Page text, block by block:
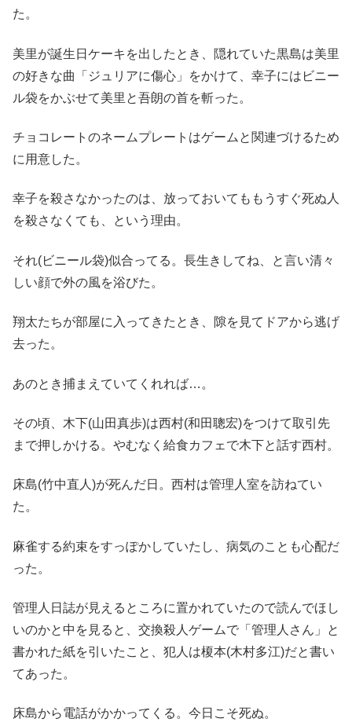
た。
美里が誕生日ケーキを出したとき、隠れていた黒島は美里
の好きな曲「ジュリアに傷心」をかけて、幸子にはビニー
ル袋をかぶせて美里と吾朗の首を斬った。
チョコレートのネームプレートはゲームと関連づけるため
に用意した。
幸子を殺さなかったのは、放っておいてももうすぐ死ぬ人
を殺さなくても、という理由。
それ(ビニール袋)似合ってる。長生きしてね、と言い清々
しい顔で外の風を浴びた。
翔太たちが部屋に入ってきたとき、隙を見てドアから逃げ
去った。
あのとき捕まえていてくれれば…。
その頃、木下(山田真歩)は西村(和田聰宏)をつけて取引先
まで押しかける。やむなく給食カフェで木下と話す西村。
床島(竹中直人)が死んだ日。西村は管理人室を訪ねてい
た。
麻雀する約束をすっぽかしていたし、病気のことも心配だ
った。
管理人日誌が見えるところに置かれていたので読んでほし
いのかと中を見ると、交換殺人ゲームで「管理人さん」と
書かれた紙を引いたこと、犯人は榎本(木村多江)だと書い
てあった。
床島から電話がかかってくる。今日こそ死ぬ。